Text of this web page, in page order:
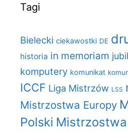
Tagi
Bielecki ciekawostki DE
historia in memoriam
komputery komunikat
ICCF Liga Mistrzów LSS
Mistrzostwa Europy
Polski